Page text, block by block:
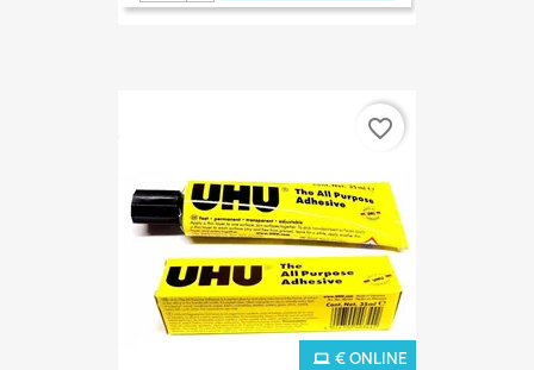
€ ONLINE
favorite_border